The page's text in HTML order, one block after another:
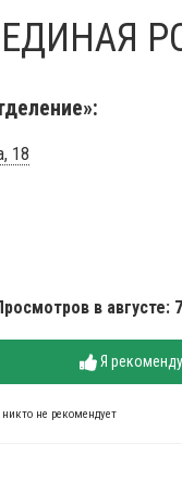
ЕДИНАЯ
18
в августе: 7
Я
не рекомендует